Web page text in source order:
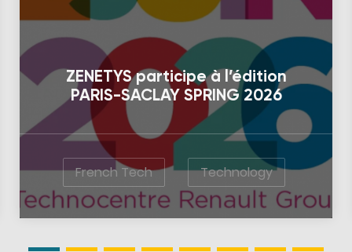
ZENETYS participe à l’édition
PARIS-SACLAY SPRING 2026
French Tech Technology